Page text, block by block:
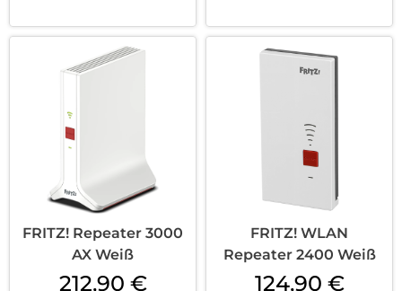
FRITZ! Repeater 3000
AX Weiß
212,90 €
FRITZ! WLAN
Repeater 2400 Weiß
124,90 €